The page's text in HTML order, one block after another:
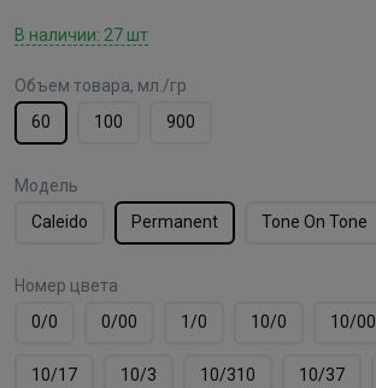
В наличии: 27 шт
Объем товара, мл./гр
60
100 900
Модель
Caleido
Permanent Tone On Tone
Номер цвета
0/0
0/00 1/0 10/0 10/00
10/17 10/3 10/310 10/37